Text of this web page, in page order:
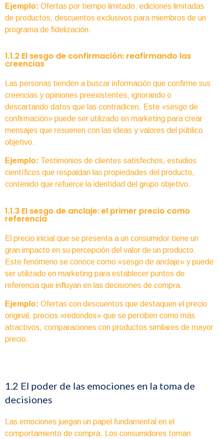
Ejemplo: Ofertas por tiempo limitado, ediciones limitadas
de productos, descuentos exclusivos para miembros de un
programa de fidelización.
1.1.2 El sesgo de confirmación: reafirmando las
creencias
Las personas tienden a buscar información que confirme sus
creencias y opiniones preexistentes, ignorando o
descartando datos que las contradicen. Este «sesgo de
confirmación» puede ser utilizado en marketing para crear
mensajes que resuenen con las ideas y valores del público
objetivo.
Ejemplo: Testimonios de clientes satisfechos, estudios
científicos que respaldan las propiedades del producto,
contenido que refuerce la identidad del grupo objetivo.
1.1.3 El sesgo de anclaje: el primer precio como
referencia
El precio inicial que se presenta a un consumidor tiene un
gran impacto en su percepción del valor de un producto.
Este fenómeno se conoce como «sesgo de anclaje» y puede
ser utilizado en marketing para establecer puntos de
referencia que influyan en las decisiones de compra.
Ejemplo: Ofertas con descuentos que destaquen el precio
original, precios «redondos» que se perciben como más
atractivos, comparaciones con productos similares de mayor
precio.
1.2 El poder de las emociones en la toma de
decisiones
Las emociones juegan un papel fundamental en el
comportamiento de compra. Los consumidores toman